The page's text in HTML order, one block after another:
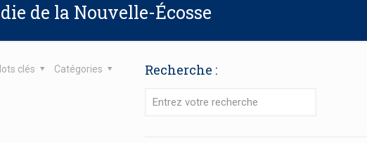
de la Nouvelle-Écosse
Catégories
clés Recherche :